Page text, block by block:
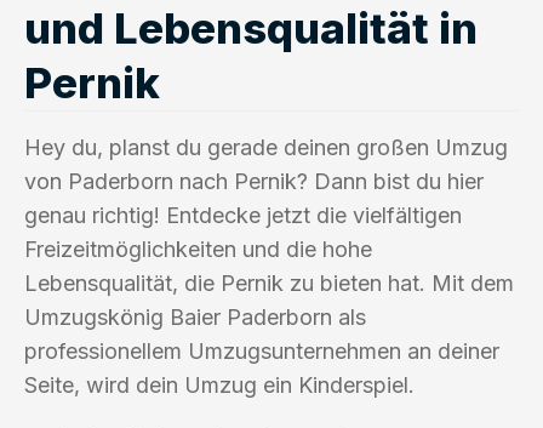
und Lebensqualität in
Pernik
Hey du, planst du gerade deinen großen Umzug
von Paderborn nach Pernik? Dann bist du hier
genau richtig! Entdecke jetzt die vielfältigen
Freizeitmöglichkeiten und die hohe
Lebensqualität, die Pernik zu bieten hat. Mit dem
Umzugskönig Baier Paderborn als
professionellem Umzugsunternehmen an deiner
Seite, wird dein Umzug ein Kinderspiel.